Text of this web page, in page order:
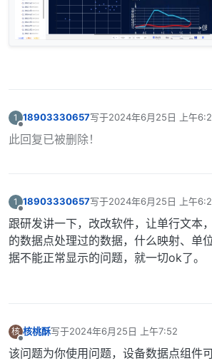
1 18903330657写于2024年6月25日 上午
最后由 编辑
此回复已被删除！
1 18903330657写于2024年6月25日 上午
最后由 编辑
跟研发讲一下，改改软件，让单行文本
的数据点处理过的数据，什么映射、单
据不能正常显示的问题，就一切ok了。
核 核桃酥写于2024年6月25日 上午7:52
最后由 编辑
该问题为你使用问题，设备数据点组件